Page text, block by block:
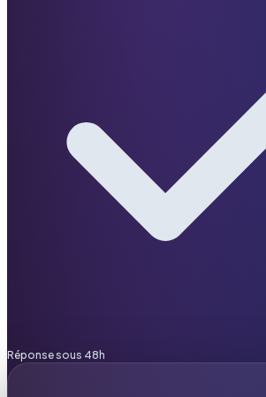
Réponse sous 48h